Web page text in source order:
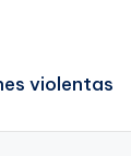
violentas